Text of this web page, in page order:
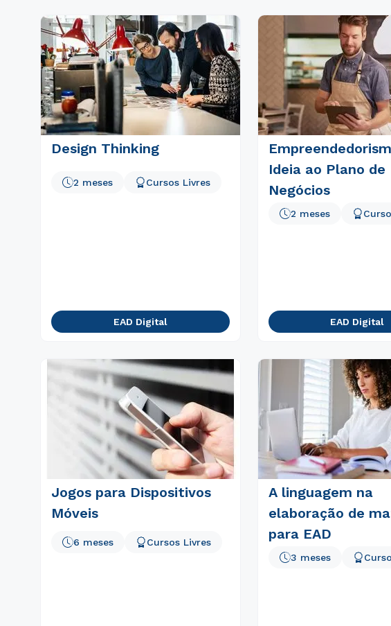
Design Thinking
2 meses Cursos Livres
EAD Digital
Ideia ao Plano de
Negócios
2 meses
EAD Digital
Jogos para Dispositivos
Móveis
Cursos Livres
6 meses
A linguagem na
elaboração de
para EAD
3 meses
envio de conteúdos da Cruzeiro do Sul.